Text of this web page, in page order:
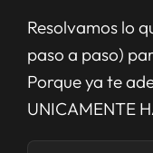
Resolvamos lo
paso a paso)
Porque ya te
UNICAMENTE